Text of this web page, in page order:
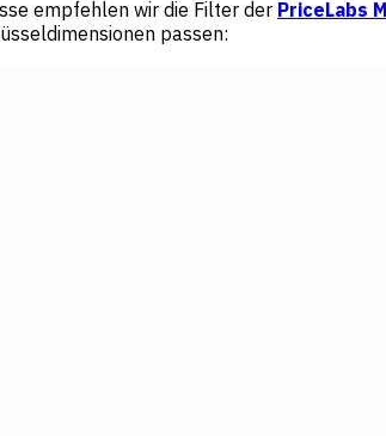
empfehlen wir die Filter der PriceLabs
passen: